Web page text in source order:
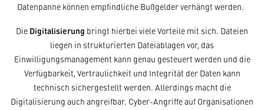
Datenpanne können empfindliche Bußgelder verhängt werden.
Die Digitalisierung bringt hierbei viele Vorteile mit sich. Dateien
liegen in strukturierten Dateiablagen vor, das
Einwilligungsmanagement kann genau gesteuert werden und die
Verfügbarkeit, Vertraulichkeit und Integrität der Daten kann
technisch sichergestellt werden. Allerdings macht die
Digitalisierung auch angreifbar. Cyber-Angriffe auf Organisationen